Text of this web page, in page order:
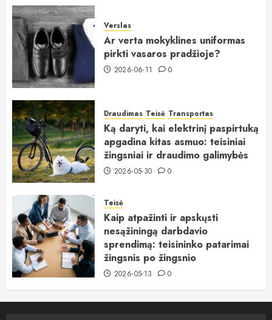
Verslas
Ar verta mokyklines uniformas
pirkti vasaros pradžioje?
2026-06-11 0
Draudimas Teisė Transportas
Ką daryti, kai elektrinį paspirtuką
apgadina kitas asmuo: teisiniai
žingsniai ir draudimo galimybės
2026-05-30 0
Teisė
Kaip atpažinti ir apskųsti
nesąžiningą darbdavio
sprendimą: teisininko patarimai
žingsnis po žingsnio
2026-05-13 0